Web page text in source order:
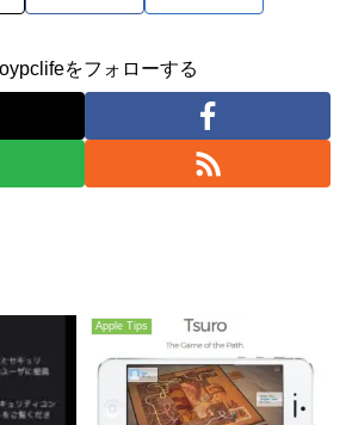
をフォローする
Apple Tips